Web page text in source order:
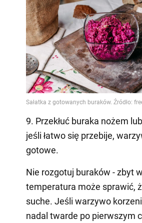
9. Przekłuć buraka nożem
jeśli łatwo się przebije,
gotowe.
Nie rozgotuj buraków - zbyt
temperatura może sprawić,
suche. Jeśli warzywo
nadal twarde po pierwszym